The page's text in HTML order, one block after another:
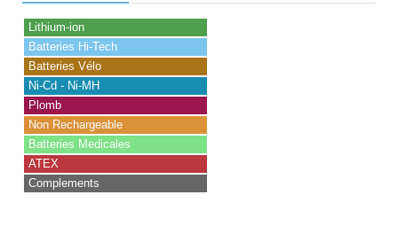
Lithium-ion
Batteries Hi-Tech
Batteries Vélo
Ni-Cd - Ni-MH
Plomb
Non Rechargeable
Batteries Medicales
ATEX
Complements